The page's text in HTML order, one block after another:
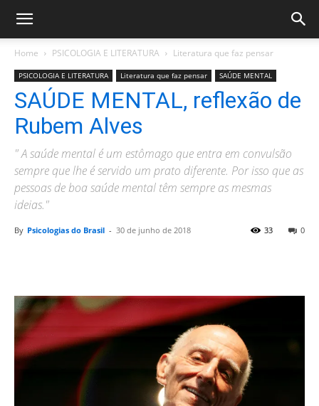
Home PSICOLOGIA E LITERATURA Literatura que faz pensar
PSICOLOGIA E LITERATURA Literatura que faz pensar SAÚDE MENTAL
SAÚDE MENTAL, reflexão de
Rubem Alves
" A saúde mental é um estômago que entra em convulsão
sempre que lhe é servido um prato diferente. Por isso que as
pessoas de boa saúde mental têm sempre as mesmas
ideias."
By Psicologias do Brasil - 30 de junho de 2018 0
33